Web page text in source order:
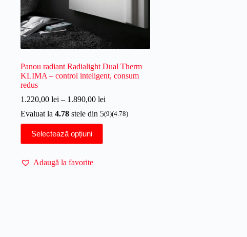
Panou radiant Radialight Dual Therm
KLIMA – control inteligent, consum
redus
1.220,00 lei – 1.890,00 lei
prețuri:
Evaluat la 4.78 stele din 5(9)(4.78)
Selectează opțiuni
Acest
produs
are
multeAdaugă la favorite